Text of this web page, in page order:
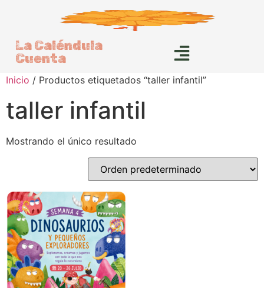
La Caléndula
Cuenta
Inicio / Productos etiquetados “taller infantil”
taller infantil
Mostrando el único resultado